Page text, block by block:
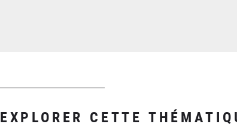
EXPLORER CETTE